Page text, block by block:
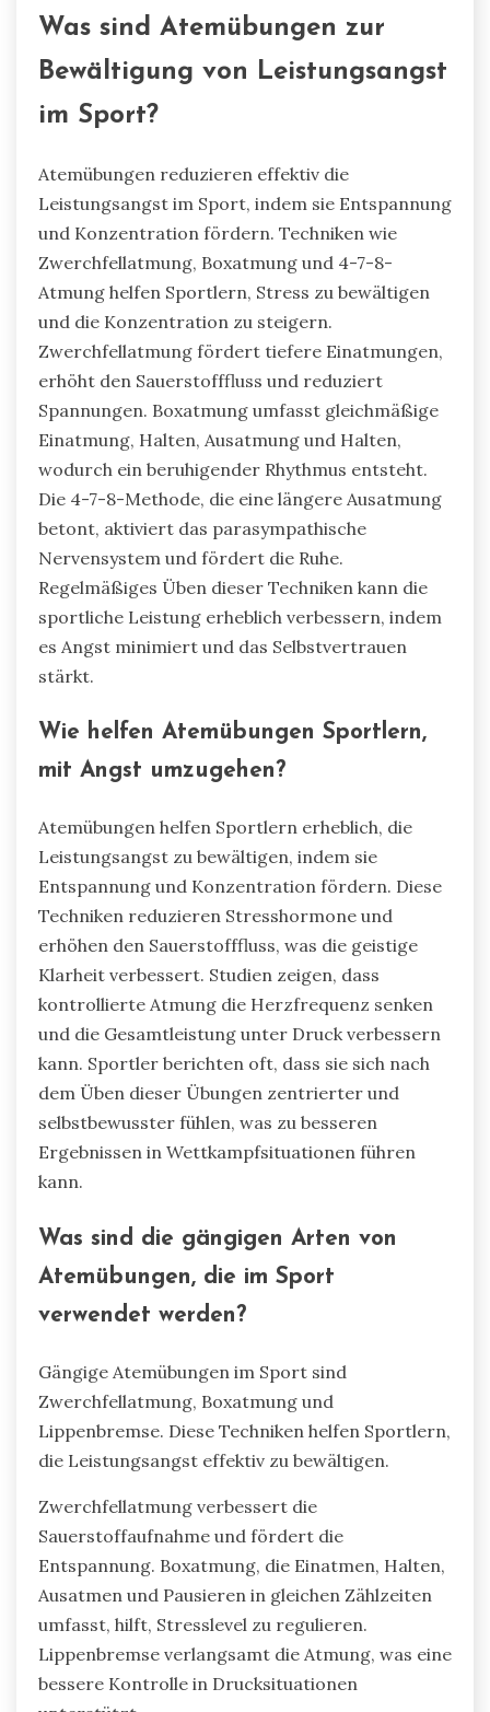
Was sind Atemübungen zur
Bewältigung von Leistungsangst
im Sport?
Atemübungen reduzieren effektiv die
Leistungsangst im Sport, indem sie Entspannung
und Konzentration fördern. Techniken wie
Zwerchfellatmung, Boxatmung und 4-7-8-
Atmung helfen Sportlern, Stress zu bewältigen
und die Konzentration zu steigern.
Zwerchfellatmung fördert tiefere Einatmungen,
erhöht den Sauerstofffluss und reduziert
Spannungen. Boxatmung umfasst gleichmäßige
Einatmung, Halten, Ausatmung und Halten,
wodurch ein beruhigender Rhythmus entsteht.
Die 4-7-8-Methode, die eine längere Ausatmung
betont, aktiviert das parasympathische
Nervensystem und fördert die Ruhe.
Regelmäßiges Üben dieser Techniken kann die
sportliche Leistung erheblich verbessern, indem
es Angst minimiert und das Selbstvertrauen
stärkt.
Wie helfen Atemübungen Sportlern,
mit Angst umzugehen?
Atemübungen helfen Sportlern erheblich, die
Leistungsangst zu bewältigen, indem sie
Entspannung und Konzentration fördern. Diese
Techniken reduzieren Stresshormone und
erhöhen den Sauerstofffluss, was die geistige
Klarheit verbessert. Studien zeigen, dass
kontrollierte Atmung die Herzfrequenz senken
und die Gesamtleistung unter Druck verbessern
kann. Sportler berichten oft, dass sie sich nach
dem Üben dieser Übungen zentrierter und
selbstbewusster fühlen, was zu besseren
Ergebnissen in Wettkampfsituationen führen
kann.
Was sind die gängigen Arten von
Atemübungen, die im Sport
verwendet werden?
Gängige Atemübungen im Sport sind
Zwerchfellatmung, Boxatmung und
Lippenbremse. Diese Techniken helfen Sportlern,
die Leistungsangst effektiv zu bewältigen.
Zwerchfellatmung verbessert die
Sauerstoffaufnahme und fördert die
Entspannung. Boxatmung, die Einatmen, Halten,
Ausatmen und Pausieren in gleichen Zählzeiten
umfasst, hilft, Stresslevel zu regulieren.
Lippenbremse verlangsamt die Atmung, was eine
bessere Kontrolle in Drucksituationen